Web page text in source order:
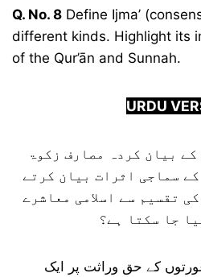
Q. No. 8 Define Ijma’
different kinds. Highlight its
of the Qur’ān and Sunnah.
URDU
کے بیان کردہ مصارف زکوۃ
سماجی اثرات بیان کرتے
تقسیم سے اسلامی معاشرے
جا سکتا ہے؟
کے حق وراثت پر ایک